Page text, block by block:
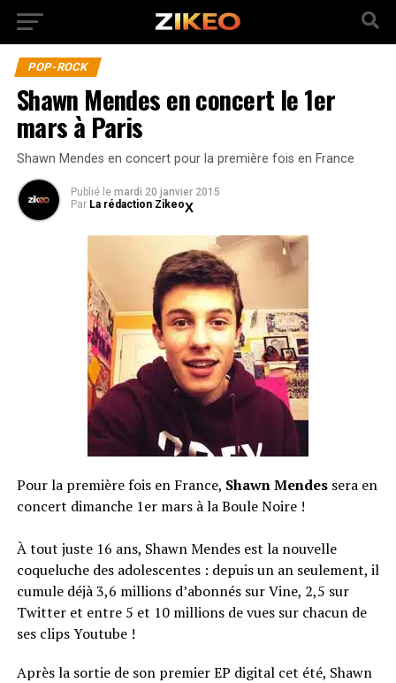
POP-ROCK
Shawn Mendes en concert le 1er
mars à Paris
Shawn Mendes en concert pour la première fois en France
Publié le mardi 20 janvier 2015
Par La rédaction Zikeo
Pour la première fois en France, Shawn Mendessera en
concert dimanche 1er mars à la Boule Noire !
À tout juste 16 ans, Shawn Mendes est la nouvelle
coqueluche des adolescentes : depuis un an seulement, il
cumule déjà 3,6 millions d’abonnés sur Vine, 2,5 sur
Twitter et entre 5 et 10 millions de vues sur chacun de
ses clips Youtube !
Après la sortie de son premier EP digital cet été, Shawn